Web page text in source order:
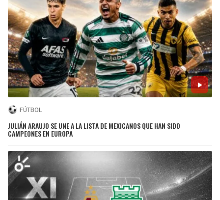
FÚTBOL
JULIÁN ARAUJO SE UNE A LA LISTA DE MEXICANOS QUE HAN SIDO
CAMPEONES EN EUROPA